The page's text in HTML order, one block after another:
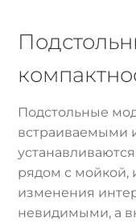
Подстольные
встраиваемыми
рядом с мойкой,
изменения
невидимыми, а